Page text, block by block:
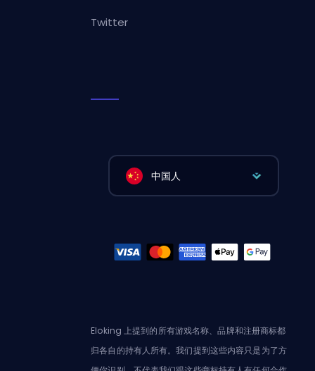
Twitter
中国人
Eloking 上提到的所有游戏名称、品牌和注册商标都
归各自的持有人所有。我们提到这些内容只是为了方